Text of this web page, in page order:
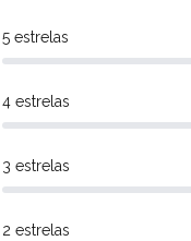
5 estrelas
4 estrelas
3 estrelas
2 estrelas